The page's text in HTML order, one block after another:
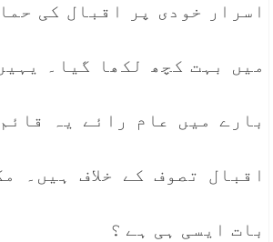
اسرار خودی پر اقبال کی
میں بہت کچھ لکھا گیا۔
بارے میں عام رائے یہ
اقبال تصوف کے خلاف ہیں۔
بات ایسی ہی ہے ؟